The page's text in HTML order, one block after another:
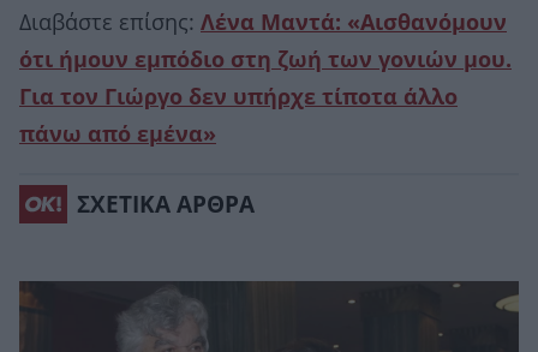
Διαβάστε επίσης: Λένα Μαντά: «Αισθανόμουν
ότι ήμουν εμπόδιο στη ζωή των γονιών μου.
Για τον Γιώργο δεν υπήρχε τίποτα άλλο
πάνω από εμένα»
ΣΧΕΤΙΚΑ ΑΡΘΡΑ